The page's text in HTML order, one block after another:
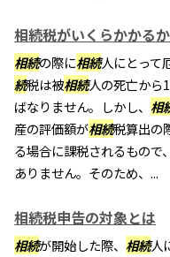
相続税がいくらかかる
相続の際に相続人にとって
続税は被相続人の死亡から
ばなりません。しかし、 相
産の評価額が相続税算出の
る場合に課税されるもので
ありません。そのため、...
相続税申告の対象とは
相続が開始した際、 相続人